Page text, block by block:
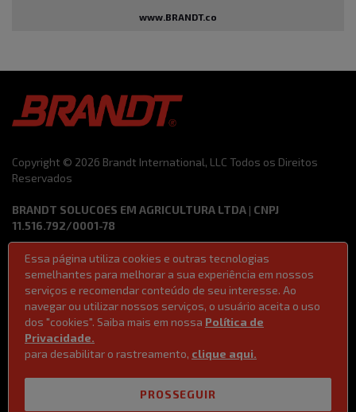
www.BRANDT.co
Copyright © 2026 Brandt International, LLC Todos os Direitos
Reservados
BRANDT SOLUCOES EM AGRICULTURA LTDA | CNPJ
11.516.792/0001-78
Termos de Uso
Código de Ética e Conduta
Política de Privacidade
Ferramentas de vendas
Lei 14611/2023 | Lei da Igualdade Salarial
Essa página utiliza cookies e outras tecnologias
semelhantes para melhorar a sua experiência em nossos
serviços e recomendar conteúdo de seu interesse. Ao
navegar ou utilizar nossos serviços, o usuário aceita o uso
dos "cookies". Saiba mais em nossa Política de
Privacidade.
para desabilitar o rastreamento, clique aqui.
PROSSEGUIR